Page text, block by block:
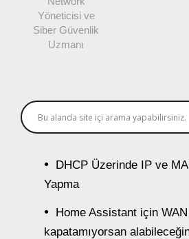
Yöneticisi ve
Siber Güvenlik
Uzmanı
DHCP Üzerinde IP ve
Yapma
Home Assistant için
kapatamıyorsan